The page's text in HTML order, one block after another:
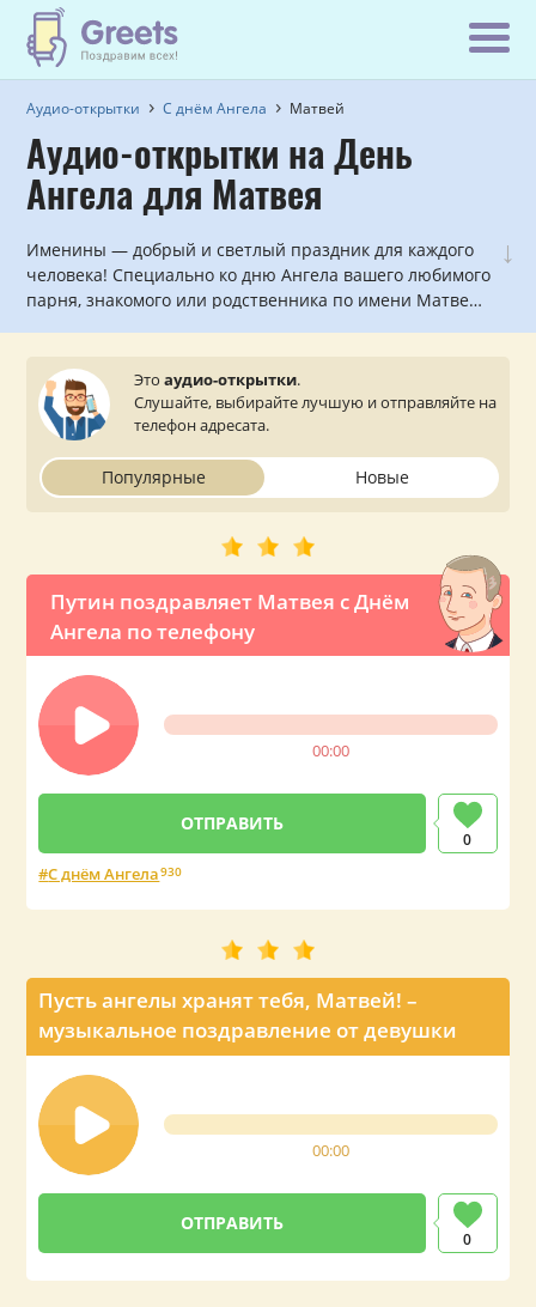
Аудио-открытки С днём Ангела Матвей
Аудио-открытки на День
Ангела для Матвея
↓
Именины — добрый и светлый праздник для каждого
человека! Специально ко дню Ангела вашего любимого
парня, знакомого или родственника по имени Матвей
отправить с сайта на мобильный телефон.
Этоаудио-открытки.
Слушайте, выбирайте лучшую и отправляйте на
телефон адресата.
Популярные Новые
Путин поздравляет Матвея с Днём
Ангела по телефону
00:00
0
С днём Ангела930
Пусть ангелы хранят тебя, Матвей! –
музыкальное поздравление от девушки
00:00
0